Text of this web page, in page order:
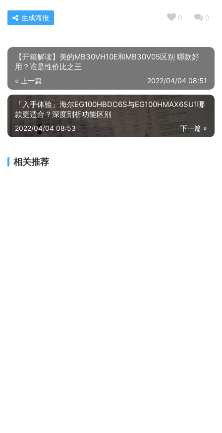
0 0
生成海报
【开箱解读】美的MB30VH10E和MB30V05区别 哪款好
用？谁是性价比之王
« 上一篇 2022/04/04 08:51
「入手体验」海尔EG100HBDC6S与EG100HMAX6SU1哪
款更适合？深度剖析功能区别
下一篇 »
2022/04/04 08:53
相关推荐